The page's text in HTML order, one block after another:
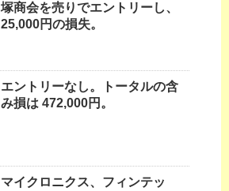
塚商会を売りでエントリーし、
25,000円の損失。
エントリーなし。トータルの含
み損は 472,000円。
マイクロニクス、フィンテッ